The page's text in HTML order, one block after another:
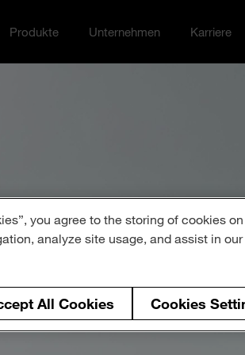
menu
Toggle
Produkte Toggle Unternehmen
Unternehmen Toggle
Karriere
unsere
you agree to the storing of cookies
analyze site usage, and assist in
All Cookies Cookies